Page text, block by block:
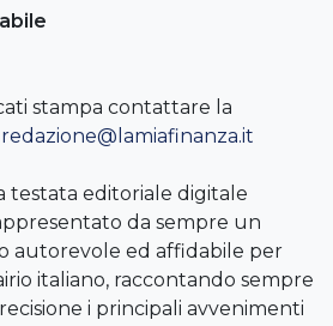
stampa contattare la
redazione@lamiafinanza.it
testata editoriale digitale
da sempre un
autorevole ed affidabile per
italiano, raccontando sempre
i principali avvenimenti